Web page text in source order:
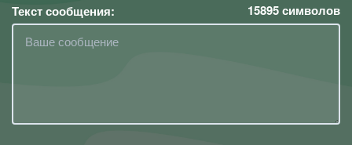
Текст сообщения: 15895символов